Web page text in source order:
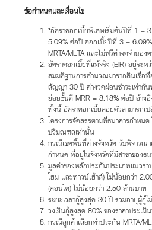
ข้อกำหนดและเงื่อนไข
*อัตราดอกเบี้ยพิเศษเริ่มต้นปีที่ 1 =
5.09% ต่อปี ดอกเบี้ยปีที่ 3 =
MRTA/MLTA และไม่ฟรีค่าจดจำนอง
อัตราดอกเบี้ยที่แท้จริง (EIR) อยู่ระ
สมมติฐานการคำนวณมาจากสินเชื่อ
สัญญา 30 ปี ค่างวดผ่อนชำระเท่ากั
ย่อยชั้นดี MRR = 8.18% ต่อปี อ้า
ทั้งนี้ อัตราดอกเบี้ยลอยตัวสามารถเ
โครงการจัดสรรตามที่ธนาคารกำหน
ปริมณฑลเท่านั้น
กรณีเขตพื้นที่ต่างจังหวัด รับพิจารณา
กำหนด ที่อยู่ในจังหวัดที่มีสาขาของธน
มูลค่าของหลักประกันประเภทแนวร
โฮม และทาวน์เฮ้าส์) ไม่น้อยกว่า
(คอนโด) ไม่น้อยกว่า 2.50 ล้านบาท
ระยะเวลากู้สูงสุด 30 ปี รวมอายุผู้กู้
วงเงินกู้สูงสุด 80% ของราคาประเมิ
กรณีลูกค้าเลือกทำประกัน MRTA/